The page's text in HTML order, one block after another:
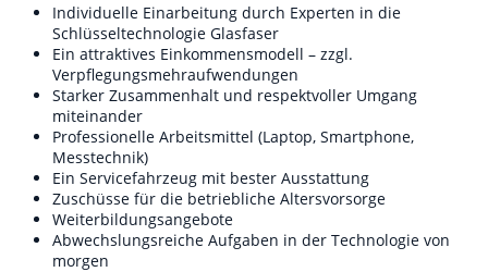
Individuelle Einarbeitung durch Experten in die
Schlüsseltechnologie Glasfaser
Ein attraktives Einkommensmodell – zzgl.
Verpflegungsmehraufwendungen
Starker Zusammenhalt und respektvoller Umgang
miteinander
Professionelle Arbeitsmittel (Laptop, Smartphone,
Messtechnik)
Ein Servicefahrzeug mit bester Ausstattung
Zuschüsse für die betriebliche Altersvorsorge
Weiterbildungsangebote
Abwechslungsreiche Aufgaben in der Technologie von
morgen